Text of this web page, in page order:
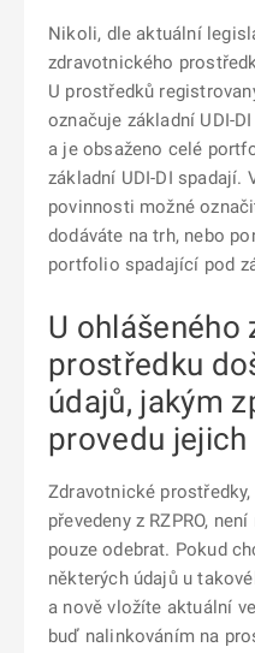
Nikoli, dle aktuální
zdravotnického
U prostředků
označuje základní UDI-
a je obsaženo celé
základní UDI-DI spadají.
povinnosti možné
dodáváte na trh, nebo
portfolio spadající pod
U ohlášeného
prostředku
údajů, jakým
provedu
Zdravotnické
převedeny z RZPRO,
pouze odebrat. Pokud
některých údajů u
a nově vložíte aktuální
buď nalinkováním na